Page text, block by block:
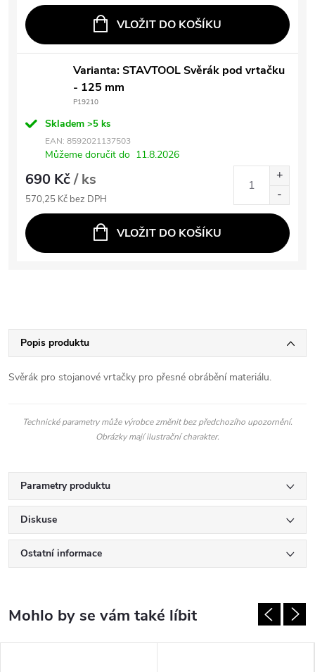
VLOŽIT DO KOŠÍKU
Varianta: STAVTOOL Svěrák pod vrtačku
- 125 mm
P19210
Skladem >5 ks
EAN: 8592021137503
Můžeme doručit do 11.8.2026
690 Kč/ ks
570,25 Kč bez DPH
VLOŽIT DO KOŠÍKU
Popis produktu
Svěrák pro stojanové vrtačky pro přesné obrábění materiálu.
Technické parametry může výrobce změnit bez předchozího upozornění.
Obrázky mají ilustrační charakter.
Parametry produktu
Diskuse
Ostatní informace